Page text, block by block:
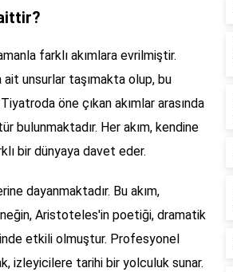
farklı akımlara evrilmiştir.
unsurlar taşımakta olup, bu
öne çıkan akımlar arasında
bulunmaktadır. Her akım, kendine
bir dünyaya davet eder.
dayanmaktadır. Bu akım,
Aristoteles'in poetiği, dramatik
etkili olmuştur. Profesyonel
izleyicilere tarihi bir yolculuk sunar.